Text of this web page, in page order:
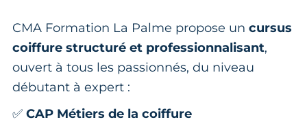
CMA Formation La Palme propose un cursus
coiffure structuré et professionnalisant,
ouvert à tous les passionnés, du niveau
débutant à expert :
✅ CAP Métiers de la coiffure